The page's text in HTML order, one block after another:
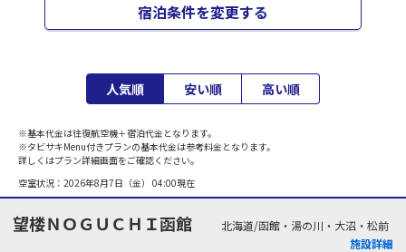
宿泊条件を変更する
人気順 安い順 高い順
※基本代金は往復航空機＋宿泊代金となります。
※タビサキMenu付きプランの基本代金は参考料金となります。
詳しくはプラン詳細画面をご確認ください。
空室状況： 2026年8月7日（金） 04:00現在
望楼ＮＯＧＵＣＨＩ函館
北海道/函館・湯の川・大沼・松前
施設詳細